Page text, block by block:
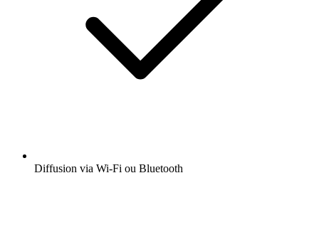
Diffusion via Wi-Fi ou Bluetooth